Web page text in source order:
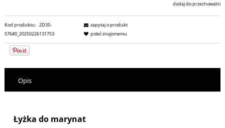
dodaj do przechowalni
Kod produktu: 2D35-
57640_20250226131753
zapytaj o produkt
poleć znajomemu
Opis
Łyżka do marynat